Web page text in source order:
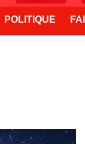
POLITIQUE